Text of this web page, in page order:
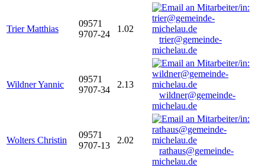
Trier Matthias
09571
9707-24
1.02
trier@gemeinde-
michelau.de
Wildner Yannic
09571
9707-34
2.13
wildner@gemeinde-
michelau.de
Wolters Christin
09571
9707-13
2.02
rathaus@gemeinde-
michelau.de